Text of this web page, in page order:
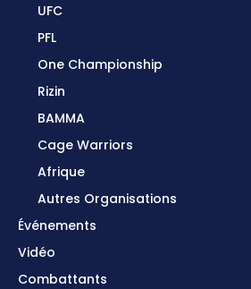
UFC
PFL
One Championship
Rizin
BAMMA
Cage Warriors
Afrique
Autres Organisations
Événements
Vidéo
Combattants